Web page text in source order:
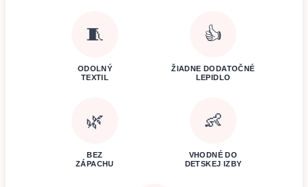
🧵
ODOLNÝ
TEXTIL
👍
ŽIADNE DODATOČNÉ
LEPIDLO
🌿
BEZ
ZÁPACHU
👶
VHODNÉ DO
DETSKEJ IZBY